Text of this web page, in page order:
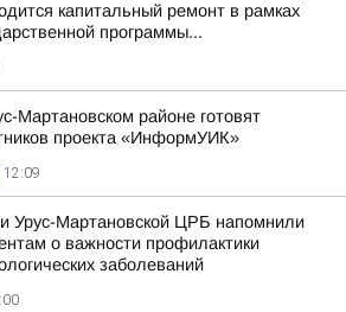
капитальный ремонт в рамках
программы...
Мартановском районе готовят
проекта «ИнформУИК»
12:09
Урус-Мартановской ЦРБ напомнили
о важности профилактики
заболеваний